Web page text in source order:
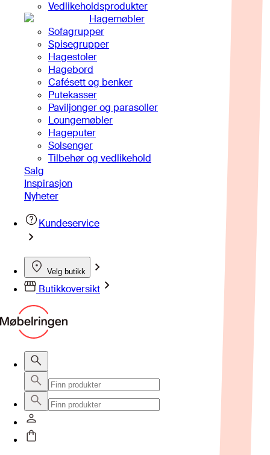
Vedlikeholdsprodukter
Hagemøbler
Sofagrupper
Spisegrupper
Hagestoler
Hagebord
Cafésett og benker
Putekasser
Paviljonger og parasoller
Loungemøbler
Hageputer
Solsenger
Tilbehør og vedlikehold
Salg
Inspirasjon
Nyheter
Kundeservice
Velg butikk
Butikkoversikt